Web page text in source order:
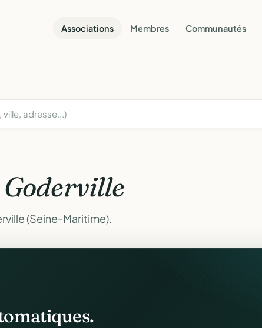
Associations Membres Communautés
Goderville
(Seine-Maritime).
ligne.